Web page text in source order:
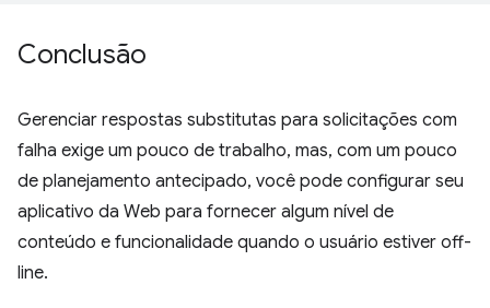
Conclusão
Gerenciar respostas substitutas para solicitações com
falha exige um pouco de trabalho, mas, com um pouco
de planejamento antecipado, você pode configurar seu
aplicativo da Web para fornecer algum nível de
conteúdo e funcionalidade quando o usuário estiver off-
line.